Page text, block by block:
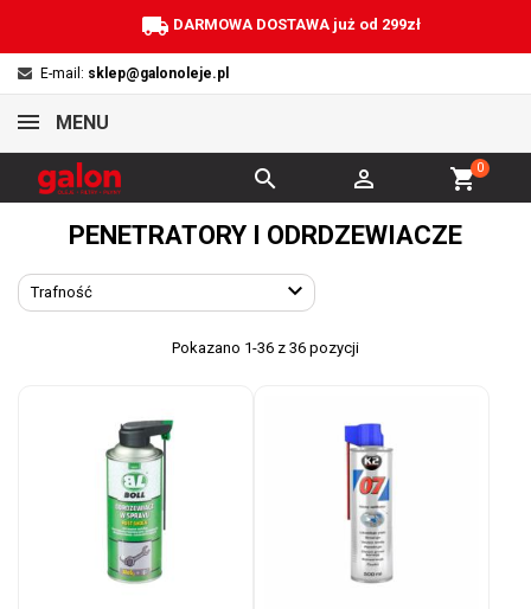
local_shipping DARMOWA DOSTAWA już od 299zł
E-mail: sklep@galonoleje.pl
MENU
shopping_cart0


PENETRATORY I ODRDZEWIACZE
Trafność 
Pokazano 1-36 z 36 pozycji